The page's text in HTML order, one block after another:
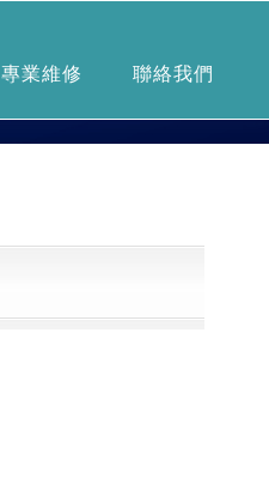
專業維修 聯絡我們